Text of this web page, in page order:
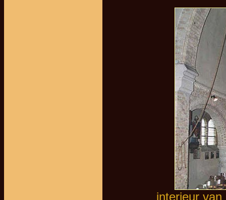
interieur